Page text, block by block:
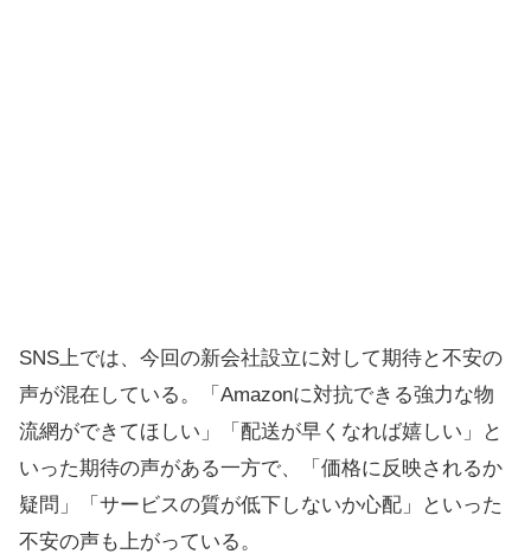
SNS上では、今回の新会社設立に対して期待と不安の
声が混在している。「Amazonに対抗できる強力な物
流網ができてほしい」「配送が早くなれば嬉しい」と
いった期待の声がある一方で、「価格に反映されるか
疑問」「サービスの質が低下しないか心配」といった
不安の声も上がっている。